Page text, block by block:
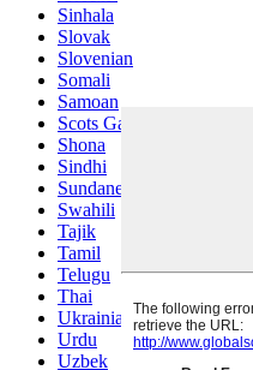
Sinhala
Slovak
Slovenian
Somali
Samoan
Scots Gaelic
Shona
Sindhi
Sundanese
Swahili
Tajik
Tamil
Telugu
Thai
Ukrainian
Urdu
Uzbek